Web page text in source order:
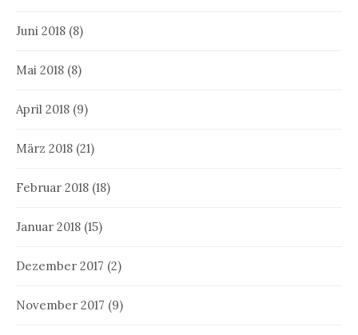
Juni 2018 (8)
Mai 2018 (8)
April 2018 (9)
März 2018 (21)
Februar 2018 (18)
Januar 2018 (15)
Dezember 2017 (2)
November 2017 (9)